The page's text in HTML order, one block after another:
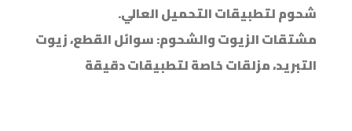
شحوم لتطبيقات التحميل العالي.
مشتقات الزيوت والشحوم: سوائل القطع، زيوت
التبريد، مزلقات خاصة لتطبيقات دقيقة